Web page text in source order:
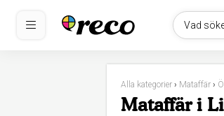
Vad
Alla kategorier › Mataffär ›
Mataffär i